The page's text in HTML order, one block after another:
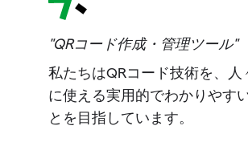
"QRコード作成・管理ツール"
私たちはQRコード技術を、人
に使える実用的でわかりやす
とを目指しています。